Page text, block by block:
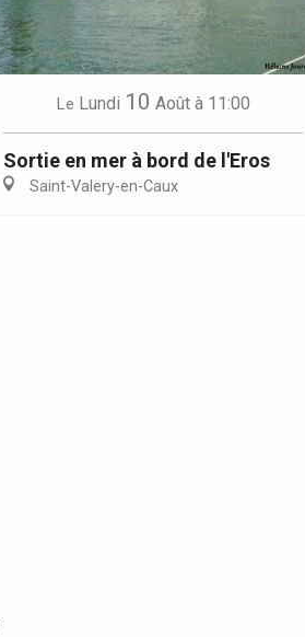
Le Lundi 10 Août à 11:00
Sortie en mer à bord de l'Eros
Saint-Valery-en-Caux